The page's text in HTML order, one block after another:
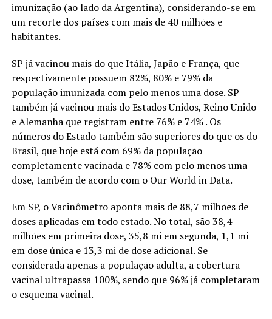
imunização (ao lado da Argentina), considerando-se em
um recorte dos países com mais de 40 milhões e
habitantes.
SP já vacinou mais do que Itália, Japão e França, que
respectivamente possuem 82%, 80% e 79% da
população imunizada com pelo menos uma dose. SP
também já vacinou mais do Estados Unidos, Reino Unido
e Alemanha que registram entre 76% e 74% . Os
números do Estado também são superiores do que os do
Brasil, que hoje está com 69% da população
completamente vacinada e 78% com pelo menos uma
dose, também de acordo com o Our World in Data.
Em SP, o Vacinômetro aponta mais de 88,7 milhões de
doses aplicadas em todo estado. No total, são 38,4
milhões em primeira dose, 35,8 mi em segunda, 1,1 mi
em dose única e 13,3 mi de dose adicional. Se
considerada apenas a população adulta, a cobertura
vacinal ultrapassa 100%, sendo que 96% já completaram
o esquema vacinal.